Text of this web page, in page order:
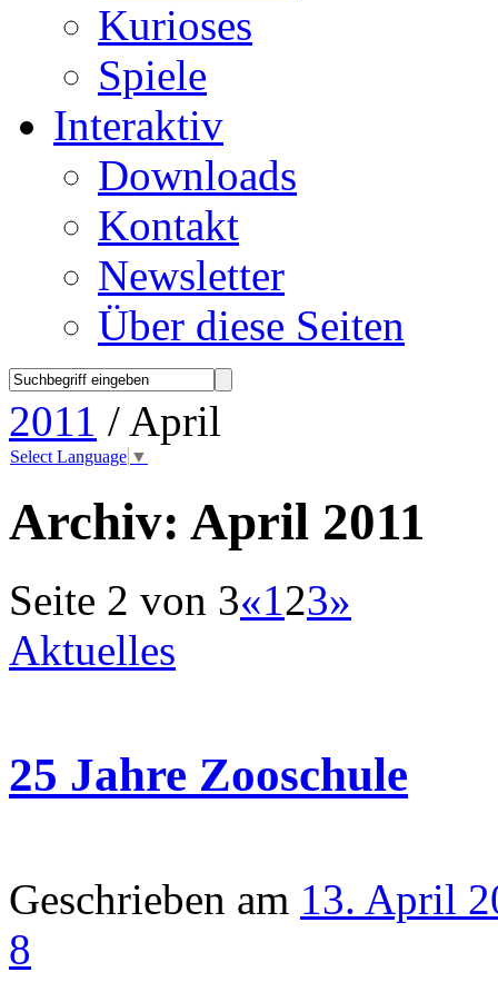
Kurioses
Spiele
Interaktiv
Downloads
Kontakt
Newsletter
Über diese Seiten
2011 / April
Select Language ▼
Archiv: April 2011
Seite 2 von 3«123»
Aktuelles
25 Jahre Zooschule
Geschrieben am 13. April
8